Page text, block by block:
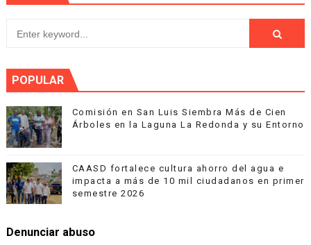
POPULAR
Comisión en San Luis Siembra Más de Cien
Árboles en la Laguna La Redonda y su Entorno
CAASD fortalece cultura ahorro del agua e
impacta a más de 10 mil ciudadanos en primer
semestre 2026
Denunciar abuso